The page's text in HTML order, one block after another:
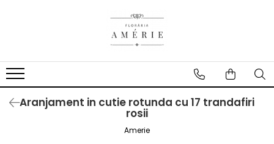
Aranjament in cutie rotunda cu 17 trandafiri
rosii
Amerie